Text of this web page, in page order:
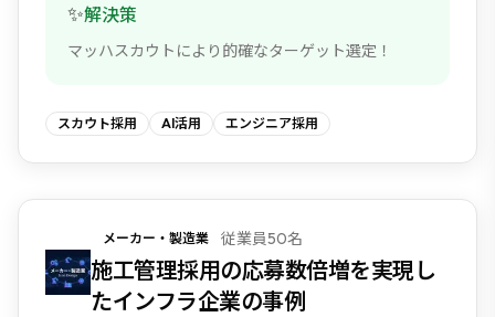
✨解決策
マッハスカウトにより的確なターゲット選定！
スカウト採用 AI活用 エンジニア採用
メーカー・製造業 従業員50名
施工管理採用の応募数倍増を実現し
たインフラ企業の事例